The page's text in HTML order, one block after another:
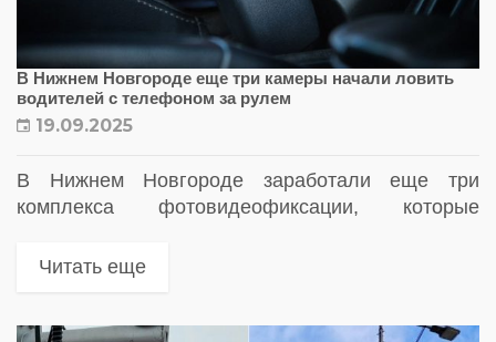
В Нижнем Новгороде еще три камеры начали ловить
водителей с телефоном за рулем
19.09.2025
В Нижнем Новгороде заработали еще три
комплекса фотовидеофиксации, которые
рулем
Читать еще